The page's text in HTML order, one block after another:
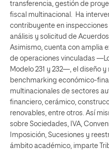
transferencia, gestión de
fiscal multinacional. Ha
contribuyente en
análisis y solicitud de Acuerdos
Asimismo, cuenta con amplia
de operaciones vinculadas
Modelo 231 y 232—, el diseño y
benchmarking económico-
multinacionales de sectores
financiero, cerámico,
renovables, entre otros. Así
sobre Sociedades, IVA,
Imposición, Sucesiones y
ámbito académico, imparte